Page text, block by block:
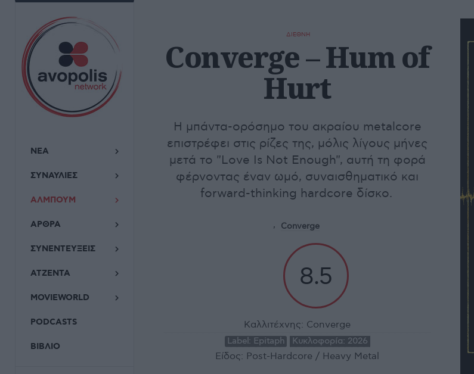
ΝΕΑ
ΣΥΝΑΥΛΙΕΣ
ΑΛΜΠΟΥΜ
ΑΡΘΡΑ
ΣΥΝΕΝΤΕΥΞΕΙΣ
ΑΤΖΕΝΤΑ
MOVIEWORLD
PODCASTS
ΒΙΒΛΙΟ
ΔΙΕΘΝΗ
Converge – Hum of
Hurt
Η μπάντα-ορόσημο του ακραίου metalcore
επιστρέφει στις ρίζες της, μόλις λίγους μήνες
μετά το "Love Is Not Enough", αυτή τη φορά
φέρνοντας έναν ωμό, συναισθηματικό και
forward-thinking hardcore δίσκο.
Converge
8.5
Καλλιτέχνης: Converge
Label: Epitaph Κυκλοφορία: 2026
Είδος: Post-Hardcore / Heavy Metal